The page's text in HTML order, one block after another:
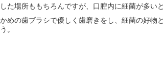
た場所ももちろんですが、口腔内に細菌が多い
めの歯ブラシで優しく歯磨きをし、細菌の好物
。